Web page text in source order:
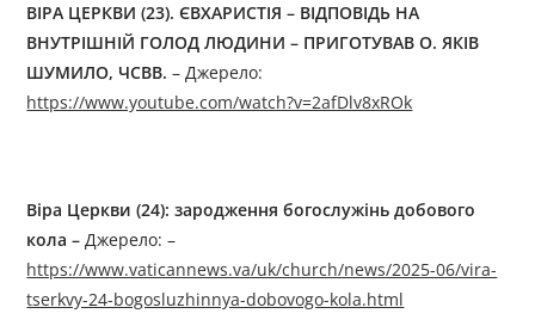
ВІРА ЦЕРКВИ (23). ЄВХАРИСТІЯ – ВІДПОВІДЬ НА
ВНУТРІШНІЙ ГОЛОД ЛЮДИНИ – ПРИГОТУВАВ О. ЯКІВ
ШУМИЛО, ЧСВВ.– Джерелo:
https://www.youtube.com/watch?v=2afDlv8xROk
Віра Церкви (24): зародження богослужінь добового
кола –Джерелo: –
https://www.vaticannews.va/uk/church/news/2025-06/vira-
tserkvy-24-bogosluzhinnya-dobovogo-kola.html